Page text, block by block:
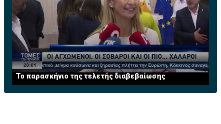
Το παρασκήνιο της τελετής διαβεβαίωσης